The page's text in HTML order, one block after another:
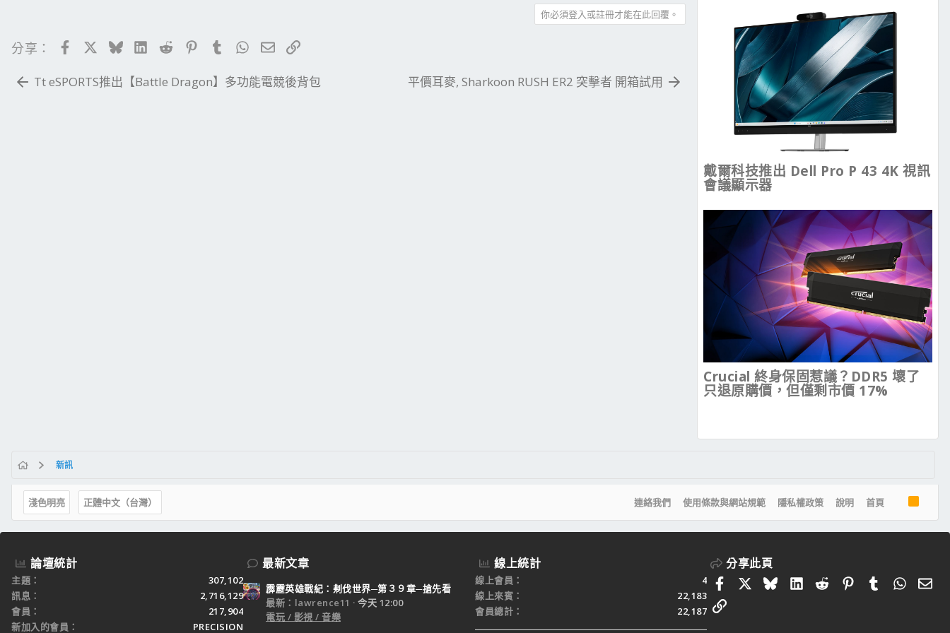
你必須登入或註冊才能在此回覆。
分享： FacebookBlueskyLinkedIn
RedditPinterestTumblrWhatsApp
電子郵件
連結
Tt eSPORTS推出【Battle Dragon】多功能電競後背包 平價耳麥, Sharkoon RUSH ER2 突擊者 開箱試用
戴爾科技推出 Dell Pro P 43 4K 視訊
會議顯示器
Crucial 終身保固惹議？DDR5 壞了
只退原購價，但僅剩市價 17%
新訊
淺色明亮 正體中文（台灣） 連絡我們 使用條款與網站規範 隱私權政策 說明 首頁
S
論壇統計
主題
307,102
訊息
2,716,129
會員
217,904
新加入的會員
PRECISION
最新文章
霹靂英雄戰紀：刜伐世界─第３９章─搶先看
最新：lawrence11
今天 12:00
電玩 / 影視 / 音樂
線上統計
線上會員
4
線上來賓
22,183
會員總計
22,187
分享此頁
FacebookBlueskyLinkedIn
RedditPinterestTumblr 電
連結